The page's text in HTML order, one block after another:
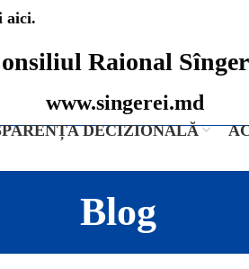
aici.
Raional
www.singerei.md
DECIZIONALĂ
Blog